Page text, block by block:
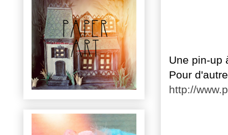
Une pin-up
Pour
http://